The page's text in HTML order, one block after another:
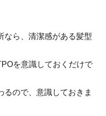
なら、清潔感がある髪型
を意識しておくだけで
るので、意識しておきま